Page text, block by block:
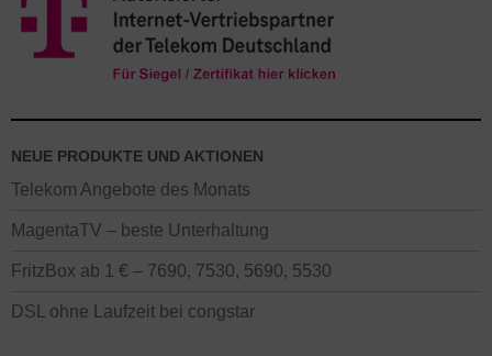
NEUE PRODUKTE UND AKTIONEN
Telekom Angebote des Monats
MagentaTV – beste Unterhaltung
FritzBox ab 1 € – 7690, 7530, 5690, 5530
DSL ohne Laufzeit bei congstar